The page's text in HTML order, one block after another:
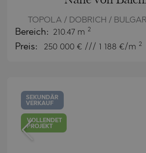
TOPOLA / DOBRICH /
Bereich: 210.47 m 2
Preis: 250 000 € /// 1 188 €/m 2
SEKUNDÄR
VERKAUF
VOLLENDET
PROJEKT